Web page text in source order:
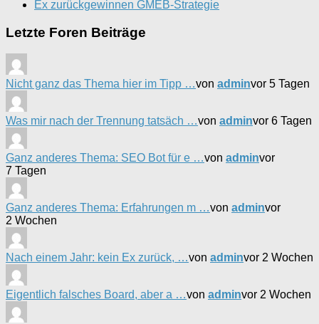
Ex zurückgewinnen GMEB-Strategie
Letzte Foren Beiträge
Nicht ganz das Thema hier im Tipp …von adminvor 5 Tagen
Was mir nach der Trennung tatsäch …von adminvor 6 Tagen
Ganz anderes Thema: SEO Bot für e …von adminvor
7 Tagen
Ganz anderes Thema: Erfahrungen m …von adminvor
2 Wochen
Nach einem Jahr: kein Ex zurück, …von adminvor 2 Wochen
Eigentlich falsches Board, aber a …von adminvor 2 Wochen